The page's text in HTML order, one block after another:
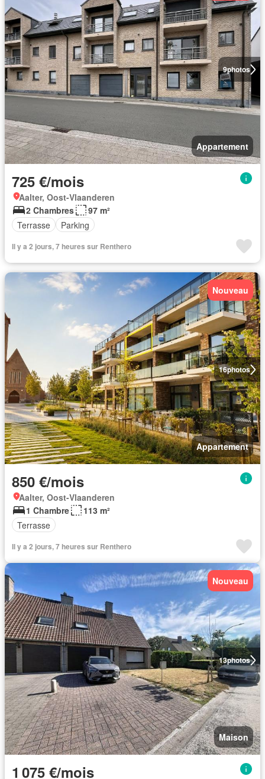
9photos
Appartement
725 €/mois
Aalter, Oost-Vlaanderen
2 Chambres
97 m²
Terrasse
Parking
Il y a 2 jours, 7 heures sur Renthero
16photos
Nouveau
Appartement
850 €/mois
Aalter, Oost-Vlaanderen
1 Chambre
113 m²
Terrasse
Il y a 2 jours, 7 heures sur Renthero
13photos
Nouveau
Maison
1 075 €/mois